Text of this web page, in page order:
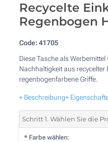
Recycelte
Regenbogen
Code:41705
Diese Tasche als
Nachhaltigkeit aus
regenbogenfarbene Griffe.
+ Beschreibung+
Schritt 1. Wählen Sie die
* Farbe wählen: